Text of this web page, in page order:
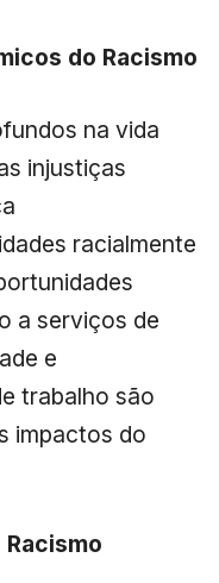
do Racismo
na vida
injustiças
racialmente
a serviços de
e
trabalho são
impactos do